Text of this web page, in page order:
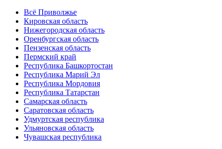
Всё Приволжье
Кировская область
Нижегородская область
Оренбургская область
Пензенская область
Пермский край
Республика Башкортостан
Республика Марий Эл
Республика Мордовия
Республика Татарстан
Самарская область
Саратовская область
Удмуртская республика
Ульяновская область
Чувашская республика